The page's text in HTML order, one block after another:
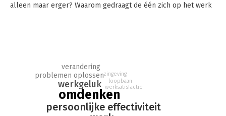
alleen maar erger? Waarom gedraagt de één zich op het werk
Als aanvulling op de reeks met de succesvolle boekjes
Omdenken, Omdenken in communicatie en Omdenken in
opvoeding, duiken we nu in het anders aanpakken van al het
gedoe op het werk.
omdenken
persoonlijke effectiviteit
werkgeluk
problemen oplossen
verandering
zingeving
loopbaan
werksatisfactie